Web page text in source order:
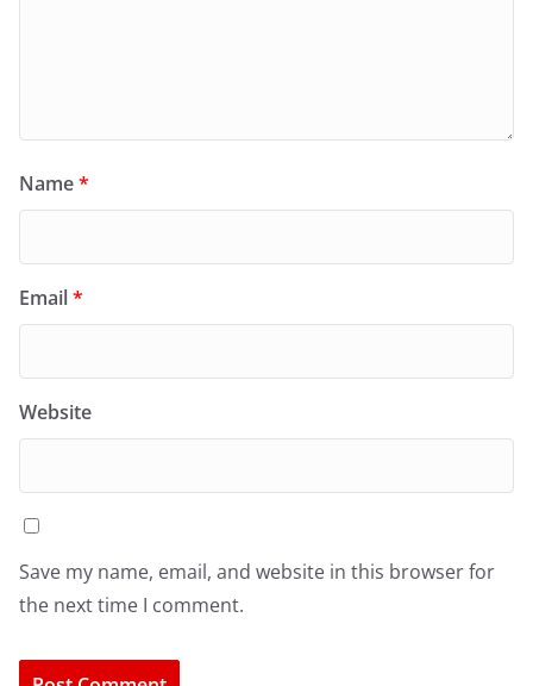
Name*
Email*
Website
Save my name, email, and website in this browser for
the next time I comment.